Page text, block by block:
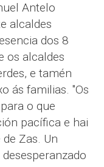
Antelo
alcaldes
dos 8
os alcaldes
e tamén
ás familias. "Os
o que
pacífica e hai
Zas. Un